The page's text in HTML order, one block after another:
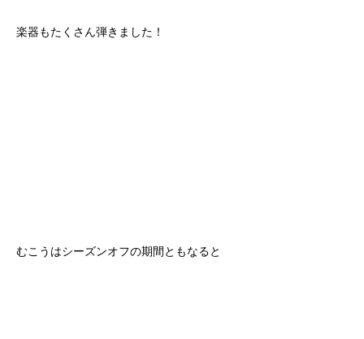
楽器もたくさん弾きました！
むこうはシーズンオフの期間ともなると